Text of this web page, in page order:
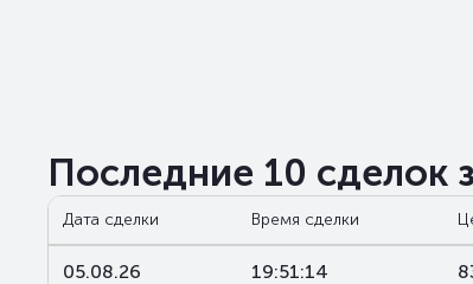
Последние 10 сделок
Дата сделки Время сделки
05.08.26 19:51:14